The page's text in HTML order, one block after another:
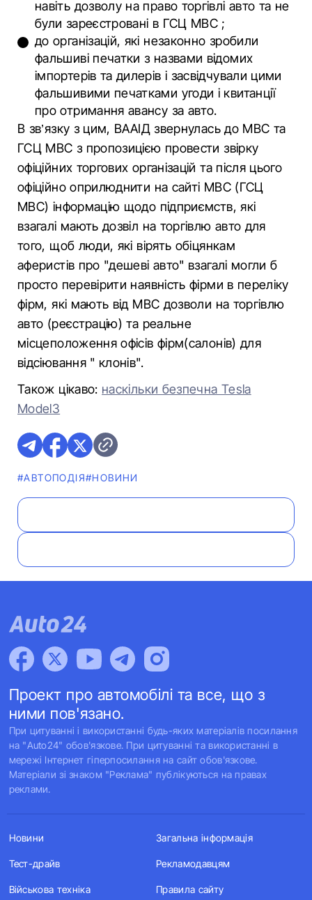
навіть дозволу на право торгівлі авто та не
були зареєстровані в ГСЦ МВС ;
до організацій, які незаконно зробили
фальшиві печатки з назвами відомих
імпортерів та дилерів і засвідчували цими
фальшивими печатками угоди і квитанції
про отримання авансу за авто.
В зв’язку з цим, ВААІД звернулась до МВС та
ГСЦ МВС з пропозицією провести звірку
офіційних торгових організацій та після цього
офіційно оприлюднити на сайті МВС (ГСЦ
МВС) інформацію щодо підприємств, які
взагалі мають дозвіл на торгівлю авто для
того, щоб люди, які вірять обіцянкам
аферистів про "дешеві авто" взагалі могли б
просто перевірити наявність фірми в переліку
фірм, які мають від МВС дозволи на торгівлю
авто (реєстрацію) та реальне
місцеположення офісів фірм(салонів) для
відсіювання " клонів".
Також цікаво: наскільки безпечна Tesla
Model3
#АВТОПОДІЯ#НОВИНИ
Проект про автомобілі та все, що з
ними пов'язано.
При цитуванні і використанні будь-яких матеріалів посилання
на "Auto24" обов'язкове. При цитуванні та використанні в
мережі Інтернет гіперпосилання на сайт обов'язкове.
Матеріали зі знаком "Реклама" публікуються на правах
реклами.
Новини
Тест-драйв
Військова техніка
Загальна інформація
Рекламодавцям
Правила сайту